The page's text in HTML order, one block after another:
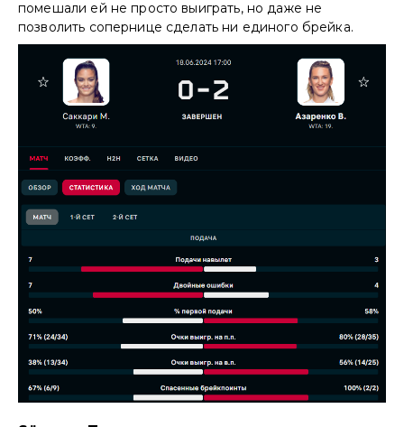
помешали ей не просто выиграть, но даже не
позволить сопернице сделать ни единого брейка.